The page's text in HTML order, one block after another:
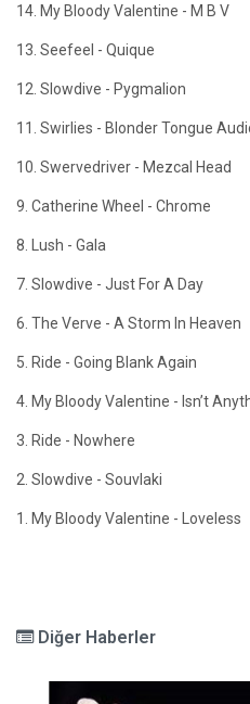
14. My Bloody Valentine - M B V
13. Seefeel - Quique
12. Slowdive - Pygmalion
11. Swirlies - Blonder Tongue
10. Swervedriver - Mezcal Head
9. Catherine Wheel - Chrome
8. Lush - Gala
7. Slowdive - Just For A Day
6. The Verve - A Storm In Heaven
5. Ride - Going Blank Again
4. My Bloody Valentine - Isn’t
3. Ride - Nowhere
2. Slowdive - Souvlaki
1. My Bloody Valentine - Loveless
Diğer Haberler